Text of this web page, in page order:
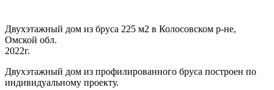
Двухэтажный дом из бруса 225 м2 в Колосовском р-не,
Омской обл.
2022г.
Двухэтажный дом из профилированного бруса построен по
индивидуальному проекту.